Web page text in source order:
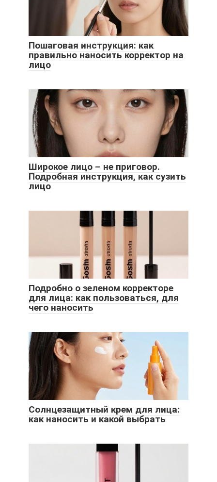
Пошаговая инструкция: как
правильно наносить корректор на
лицо
Широкое лицо – не приговор.
Подробная инструкция, как сузить
лицо
Подробно о зеленом корректоре
для лица: как пользоваться, для
чего наносить
Солнцезащитный крем для лица:
как наносить и какой выбрать